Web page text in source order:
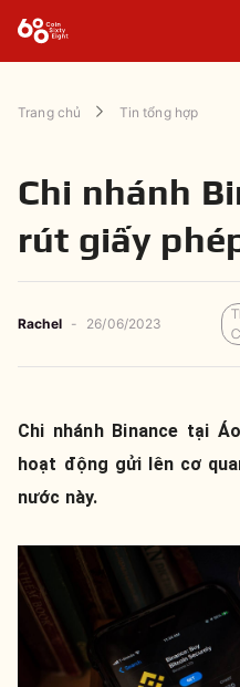
Trang chủ Tin tổng hợp
Chi nhánh
rút giấy
Rachel - 26/06/2023
Chi nhánh Binance tại
hoạt động gửi lên cơ
nước này.